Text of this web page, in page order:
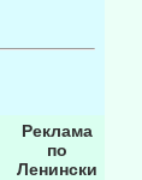
Реклама
по
Ленински